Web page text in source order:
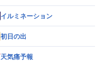
イルミネーション
初日の出
天気痛予報